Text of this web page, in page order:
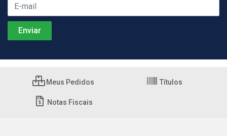
Meus Pedidos Títulos
Notas Fiscais